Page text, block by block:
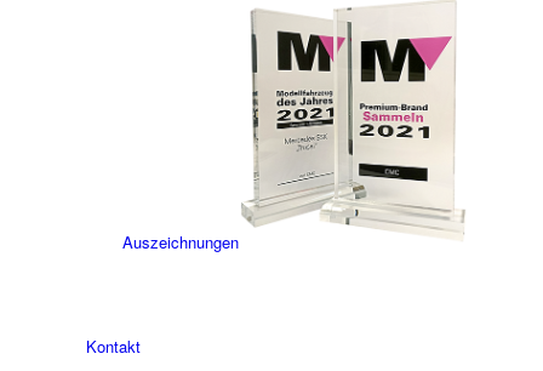
Auszeichnungen
Kontakt